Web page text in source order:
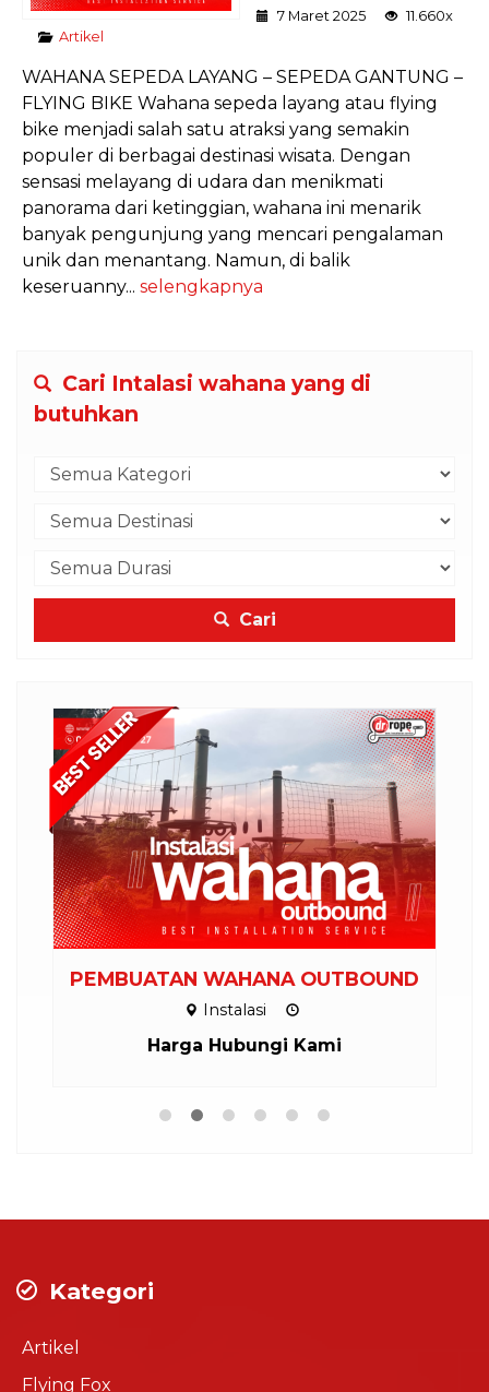
7 Maret 2025
11.660x
Artikel
WAHANA SEPEDA LAYANG – SEPEDA GANTUNG –
FLYING BIKE Wahana sepeda layang atau flying
bike menjadi salah satu atraksi yang semakin
populer di berbagai destinasi wisata. Dengan
sensasi melayang di udara dan menikmati
panorama dari ketinggian, wahana ini menarik
banyak pengunjung yang mencari pengalaman
unik dan menantang. Namun, di balik
keseruanny... selengkapnya
Cari Intalasi wahana yang di
butuhkan
Cari
PEMBUATAN WAHANA OUTBOUND
Instalasi
Harga Hubungi Kami
Kategori
Artikel
Flying Fox